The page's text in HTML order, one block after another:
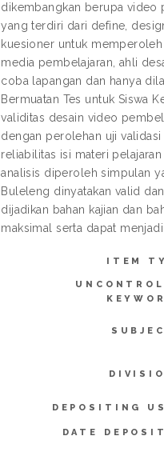
dikembangkan berupa video
yang terdiri dari define,
kuesioner untuk
media pembelajaran, ahli
coba lapangan dan hanya
Bermuatan Tes untuk Siswa
validitas desain video
dengan perolehan uji
reliabilitas isi materi
analisis diperoleh simpulan
Buleleng dinyatakan valid
dijadikan bahan kajian dan
maksimal serta dapat
ITEM
DEPOSITING
DATE